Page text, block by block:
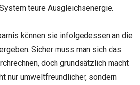
teure Ausgleichsenergie.
können sie infolgedessen an die
Sicher muss man sich das
doch grundsätzlich macht
nur umweltfreundlicher, sondern